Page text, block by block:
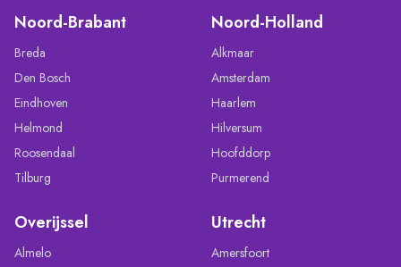
Noord-Brabant
Breda
Den Bosch
Eindhoven
Helmond
Roosendaal
Tilburg
Noord-Holland
Alkmaar
Amsterdam
Haarlem
Hilversum
Hoofddorp
Purmerend
Overijssel
Almelo
Utrecht
Amersfoort